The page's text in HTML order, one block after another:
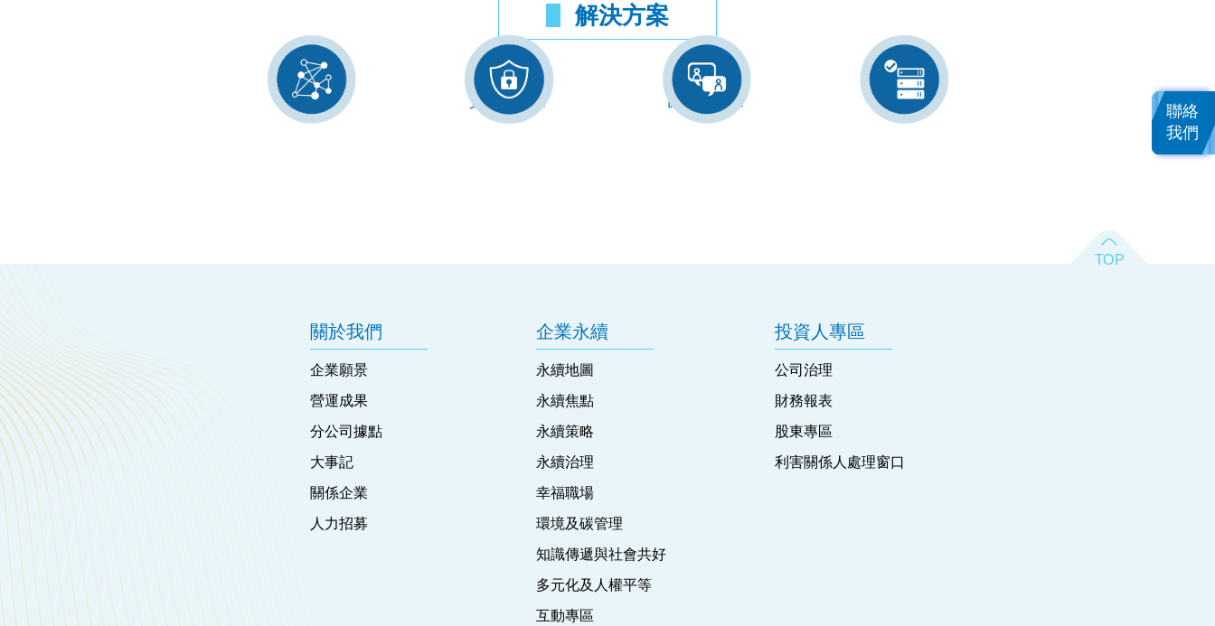
解決方案
網路 資訊安全 協同作業 超融合
關於我們
企業願景
營運成果
分公司據點
大事記
關係企業
人力招募
企業永續
永續地圖
永續焦點
永續策略
永續治理
幸福職場
環境及碳管理
知識傳遞與社會共好
多元化及人權平等
互動專區
投資人專區
公司治理
財務報表
股東專區
利害關係人處理窗口
聯絡
我們